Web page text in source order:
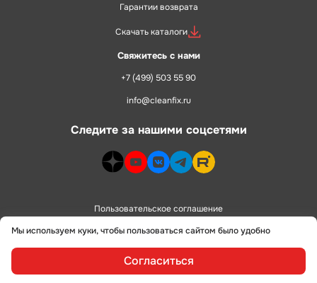
Мы используем куки, чтобы пользоваться сайтом было удобно
Согласиться
Гарантии возврата
Скачать каталоги
Свяжитесь с нами
+7 (499) 503 55 90
info@cleanfix.ru
Следите за нашими соцсетями
dzen>youtube>
vk> telegram>rutube>
Пользовательское соглашение
Политика конфиденциальности
сделано в alente